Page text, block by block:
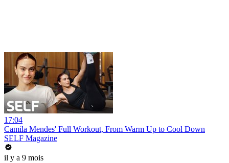
17:04
Camila Mendes' Full Workout, From Warm Up to Cool Down
SELF Magazine
il y a 9 mois